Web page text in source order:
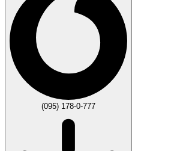
(095) 178-0-777